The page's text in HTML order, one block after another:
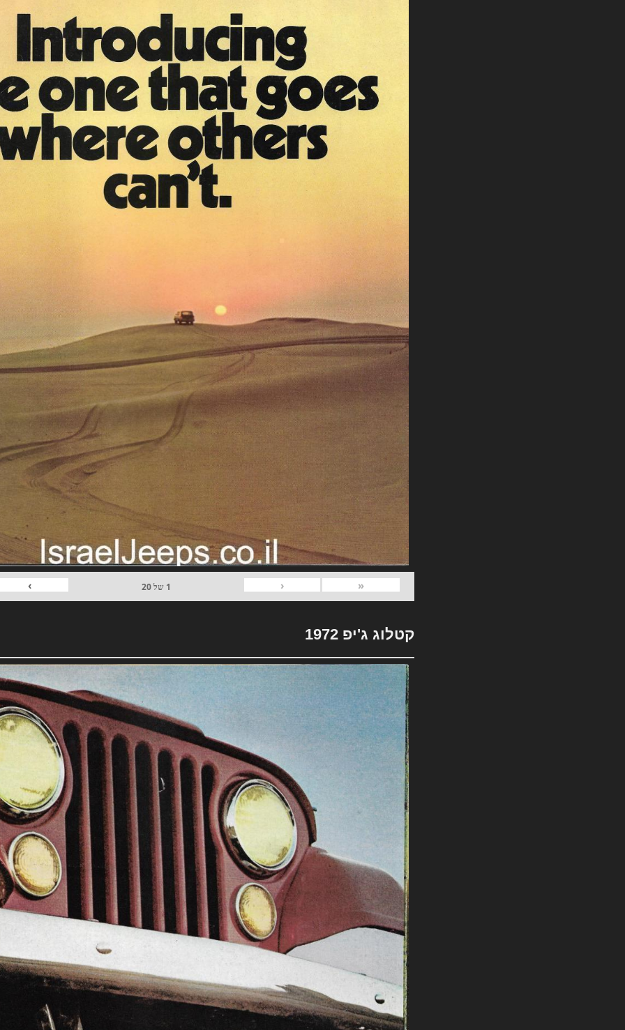
«
‹
1 של20
›
קטלוג ג'יפ 1972